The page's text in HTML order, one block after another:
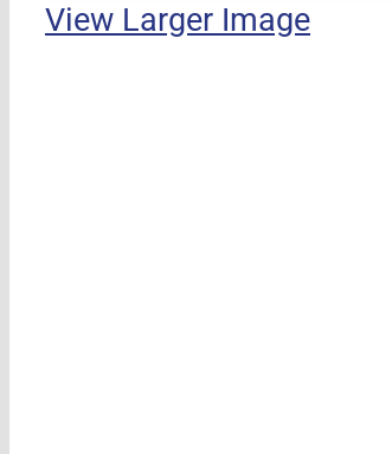
View Larger Image